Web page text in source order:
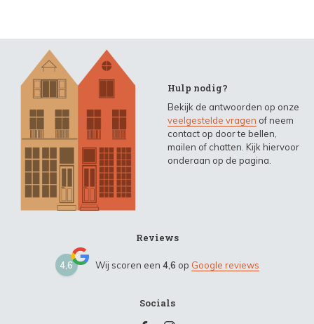
Hulp nodig?
Bekijk de antwoorden op onze
veelgestelde vragen of neem
contact op door te bellen,
mailen of chatten. Kijk hiervoor
onderaan op de pagina.
Reviews
4,6 Wij scoren een 4,6 op Google reviews
Socials